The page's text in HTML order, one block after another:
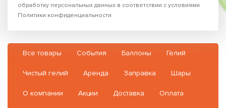
обработку персональных данных в соответствии с условиями
Политики конфиденциальности
Все товары События Баллоны Гелий
Чистый гелий Аренда Заправка Шары
О компании Акции Доставка Оплата